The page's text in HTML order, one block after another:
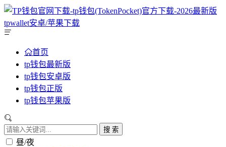
首页
tp钱包最新版
tp钱包安卓版
tp钱包正版
tp钱包苹果版
搜 索
昼/夜